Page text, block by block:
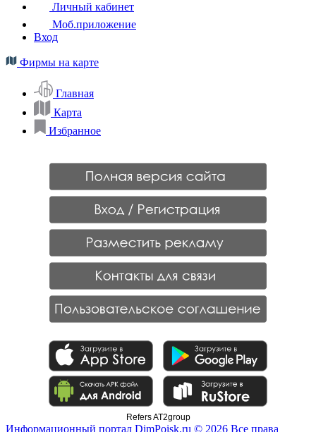
Личный кабинет
Моб.приложение
Вход
Фирмы на карте
Главная
Карта
Избранное
Refers AT2group
Информационный портал DimPoisk.ru © 2026 Все права